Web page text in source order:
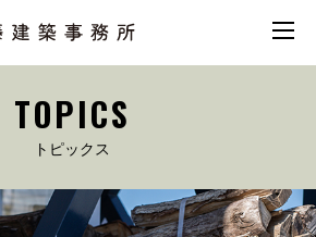
TOPICS
トピックス